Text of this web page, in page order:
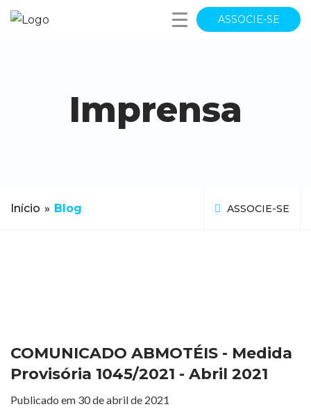
ASSOCIE-SE
Imprensa
Início » Blog ASSOCIE-SE
COMUNICADO ABMOTÉIS - Medida
Provisória 1045/2021 - Abril 2021
Publicado em 30 de abril de 2021